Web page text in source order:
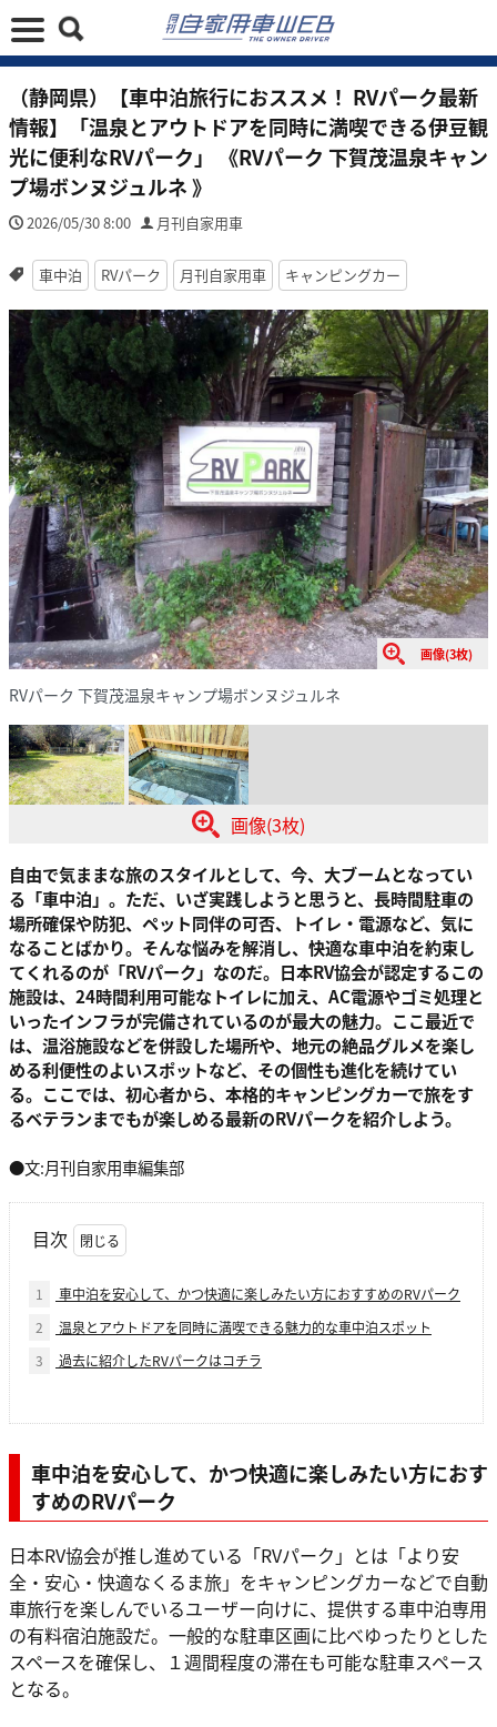
（静岡県）【車中泊旅行におススメ！ RVパーク最新
情報】「温泉とアウトドアを同時に満喫できる伊豆観
光に便利なRVパーク」 《RVパーク 下賀茂温泉キャン
プ場ボンヌジュルネ 》
2026/05/30 8:00 月刊自家用車
車中泊 RVパーク 月刊自家用車 キャンピングカー
画像(3枚)
RVパーク 下賀茂温泉キャンプ場ボンヌジュルネ
画像(3枚)
自由で気ままな旅のスタイルとして、今、大ブームとなってい
る「車中泊」。ただ、いざ実践しようと思うと、長時間駐車の
場所確保や防犯、ペット同伴の可否、トイレ・電源など、気に
なることばかり。そんな悩みを解消し、快適な車中泊を約束し
てくれるのが「RVパーク」なのだ。日本RV協会が認定するこの
施設は、24時間利用可能なトイレに加え、AC電源やゴミ処理と
いったインフラが完備されているのが最大の魅力。ここ最近で
は、温浴施設などを併設した場所や、地元の絶品グルメを楽し
める利便性のよいスポットなど、その個性も進化を続けてい
る。ここでは、初心者から、本格的キャンピングカーで旅をす
るベテランまでもが楽しめる最新のRVパークを紹介しよう。
●文:月刊自家用車編集部
目次
1
車中泊を安心して、かつ快適に楽しみたい方におすすめのRVパーク
2
温泉とアウトドアを同時に満喫できる魅力的な車中泊スポット
3
過去に紹介したRVパークはコチラ
車中泊を安心して、かつ快適に楽しみたい方におす
すめのRVパーク
日本RV協会が推し進めている「RVパーク」とは「より安
全・安心・快適なくるま旅」をキャンピングカーなどで自動
車旅行を楽しんでいるユーザー向けに、提供する車中泊専用
の有料宿泊施設だ。一般的な駐車区画に比べゆったりとした
スペースを確保し、１週間程度の滞在も可能な駐車スペース
となる。